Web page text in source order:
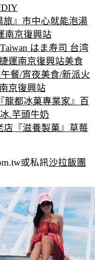
DIY
』市中心就能泡湯
南京復興站
はま寿司 台湾
運南京復興站美食
餐/宵夜美食/新派火
京復興站
龍都冰菓專業家』百
.芋頭牛奶
店『滋養製菓』草莓
或私訊沙拉飯團